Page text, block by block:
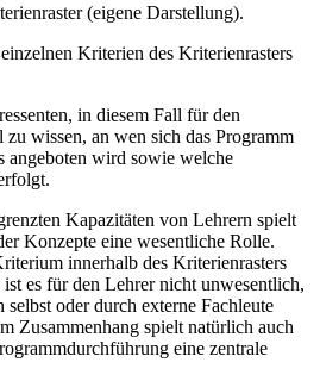
(eigene Darstellung).
Kriterien des Kriterienrasters
in diesem Fall für den
zu wissen, an wen sich das Programm
angeboten wird sowie welche
Kapazitäten von Lehrern spielt
Konzepte eine wesentliche Rolle.
innerhalb des Kriterienrasters
es für den Lehrer nicht unwesentlich,
oder durch externe Fachleute
Zusammenhang spielt natürlich auch
eine zentrale